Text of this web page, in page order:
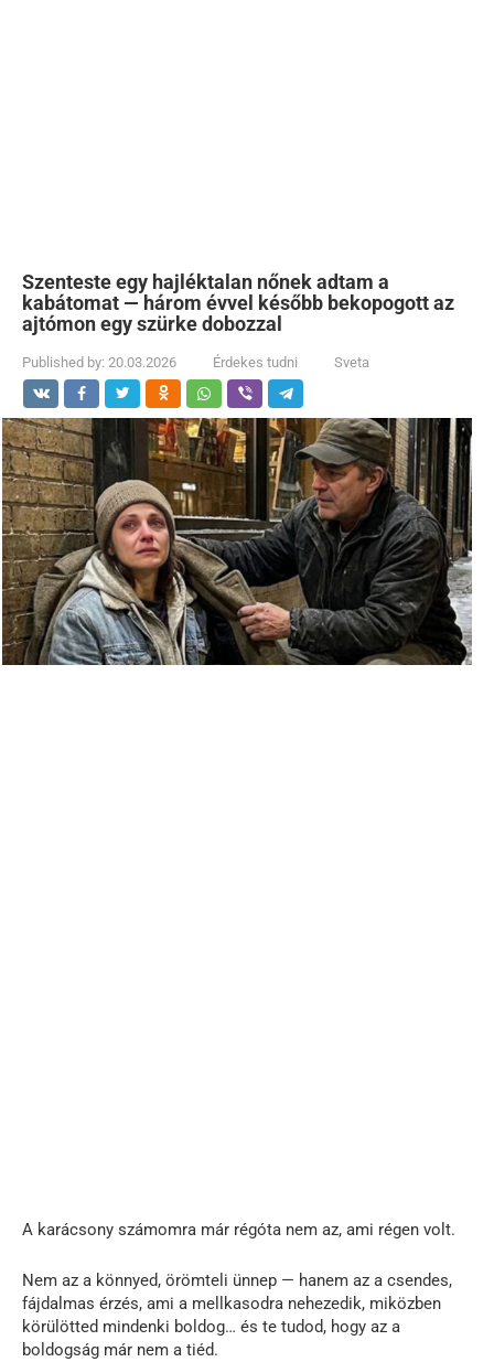
Szenteste egy hajléktalan nőnek adtam a
kabátomat — három évvel később bekopogott az
ajtómon egy szürke dobozzal
Published by: 20.03.2026 Érdekes tudni Sveta
A karácsony számomra már régóta nem az, ami régen volt.
Nem az a könnyed, örömteli ünnep — hanem az a csendes,
fájdalmas érzés, ami a mellkasodra nehezedik, miközben
körülötted mindenki boldog… és te tudod, hogy az a
boldogság már nem a tiéd.